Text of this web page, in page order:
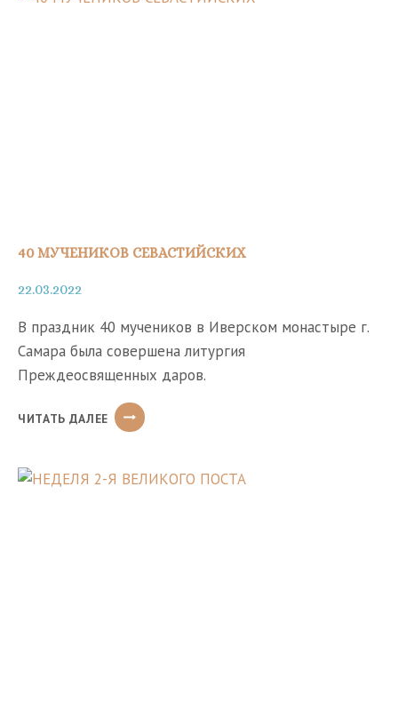
40 МУЧЕНИКОВ СЕВАСТИЙСКИХ
22.03.2022
В праздник 40 мучеников в Иверском монастыре г.
Самара была совершена литургия
Преждеосвященных даров.
ЧИТАТЬ ДАЛЕЕ
40
МУЧЕНИКОВ